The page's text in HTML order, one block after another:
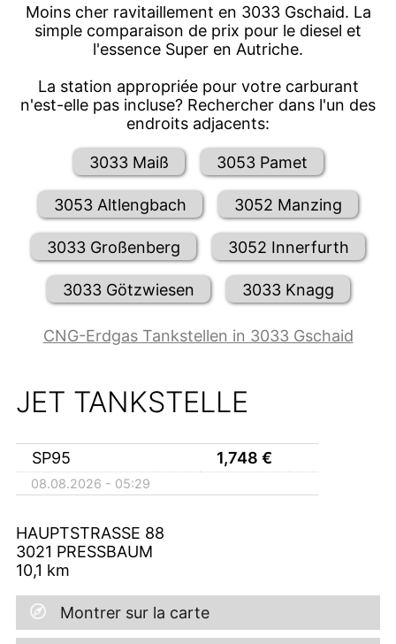
Moins cher ravitaillement en 3033 Gschaid. La
simple comparaison de prix pour le diesel et
l'essence Super en Autriche.
La station appropriée pour votre carburant
n'est-elle pas incluse? Rechercher dans l'un des
endroits adjacents:
3033 Maiß 3053 Pamet
3053 Altlengbach 3052 Manzing
3033 Großenberg 3052 Innerfurth
3033 Götzwiesen 3033 Knagg
CNG-Erdgas Tankstellen in 3033 Gschaid
JET TANKSTELLE
SP95 1,748 €
08.08.2026 - 05:29
HAUPTSTRASSE 88
3021 PRESSBAUM
10,1 km
Montrer sur la carte